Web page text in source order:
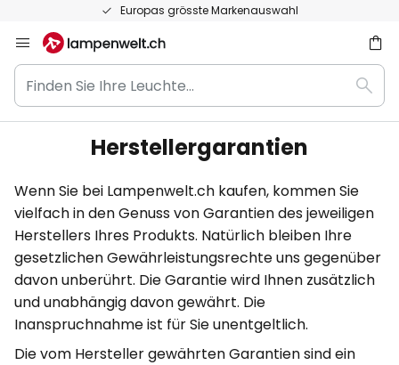
Europas grösste Markenauswahl
Inhalt
springen
Finden
Sie
Ihre
Herstellergarantien
Wenn Sie bei Lampenwelt.ch kaufen, kommen Sie
vielfach in den Genuss von Garantien des jeweiligen
Herstellers Ihres Produkts. Natürlich bleiben Ihre
gesetzlichen Gewährleistungsrechte uns gegenüber
davon unberührt. Die Garantie wird Ihnen zusätzlich
und unabhängig davon gewährt. Die
Inanspruchnahme ist für Sie unentgeltlich.
Die vom Hersteller gewährten Garantien sind ein